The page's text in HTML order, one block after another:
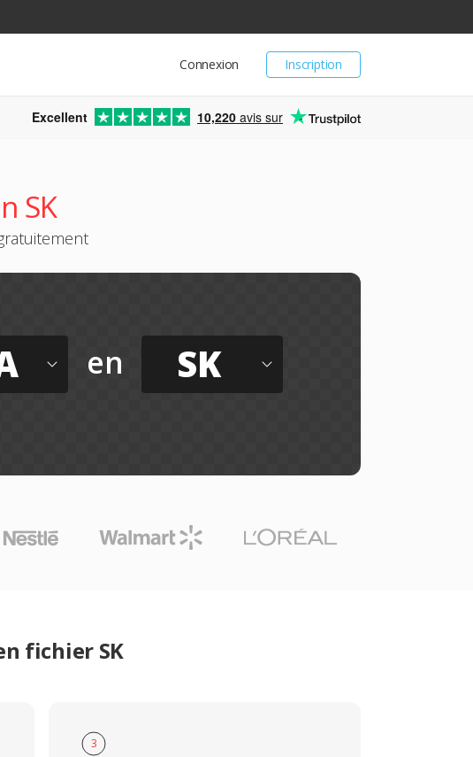
Inscription
Connexion
Excellent 10,220 avis sur
SK
en SK
fichier SK
3